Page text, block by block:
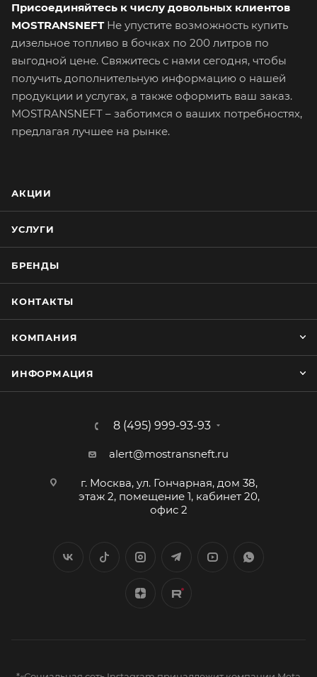
Присоединяйтесь к числу довольных клиентов
MOSTRANSNEFTНе упустите возможность купить
дизельное топливо в бочках по 200 литров по
выгодной цене. Свяжитесь с нами сегодня, чтобы
получить дополнительную информацию о нашей
продукции и услугах, а также оформить ваш заказ.
MOSTRANSNEFT – заботимся о ваших потребностях,
предлагая лучшее на рынке.
АКЦИИ
УСЛУГИ
БРЕНДЫ
КОНТАКТЫ
КОМПАНИЯ
ИНФОРМАЦИЯ
8 (495) 999-93-93
alert@mostransneft.ru
г. Москва, ул. Гончарная, дом 38,
этаж 2, помещение 1, кабинет 20,
офис 2